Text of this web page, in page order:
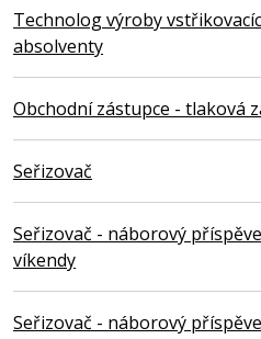
Technolog výroby
absolventy
Obchodní zástupce - tlaková
Seřizovač
Seřizovač - náborový
víkendy
Seřizovač - náborový